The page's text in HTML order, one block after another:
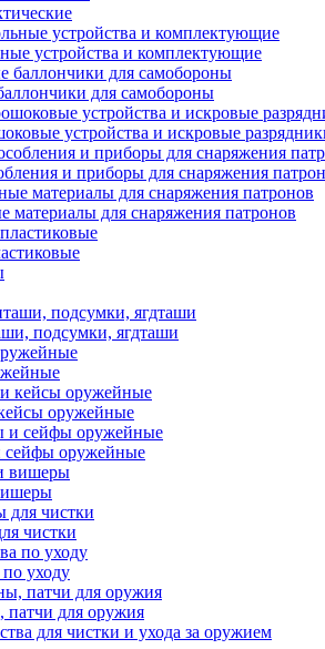
устройства и комплектующие
для самобороны
устройства и искровые
и приборы для снаряжения
материалы для снаряжения патронов
подсумки, ягдташи
оружейные
оружейные
чистки
уходу
для оружия